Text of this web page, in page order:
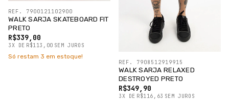
WALK SARJA SKATEBOARD FIT
PRETO
R$339,00
3X DE R$113,00 SEM JUROS
REF. 7900121102900
Só restam 3 em estoque!
WALK SARJA RELAXED
DESTROYED PRETO
R$349,90
3X DE R$116,63 SEM JUROS
REF. 7908512919915